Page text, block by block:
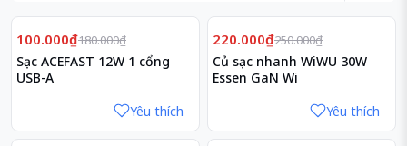
Giảm44%
100.000₫180.000₫
Sạc ACEFAST 12W 1 cổng
USB-A
Yêu thích
Giảm12%
220.000₫250.000₫
Củ sạc nhanh WiWU 30W
Essen GaN Wi
Yêu thích